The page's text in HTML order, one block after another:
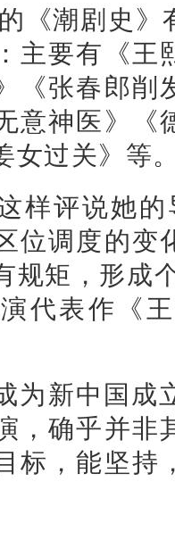
《潮剧史》
主要有《王
《张春郎削
意神医》
女过关》等
样评说她
位调度的变
规矩，形成
代表作《
为新中国成
，确乎并非
标，能坚持